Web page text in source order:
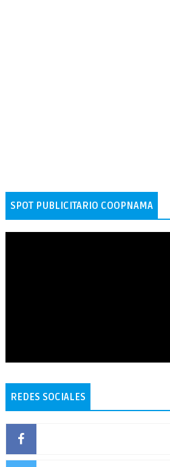
SPOT PUBLICITARIO COOPNAMA
REDES SOCIALES